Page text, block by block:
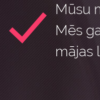
Mūsu
Mēs
mājas